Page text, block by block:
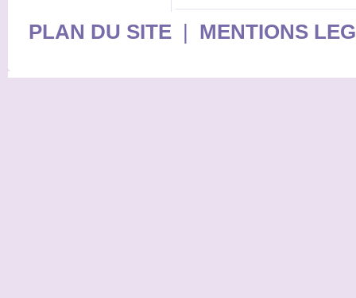
PLAN DU SITE| MENTIONS